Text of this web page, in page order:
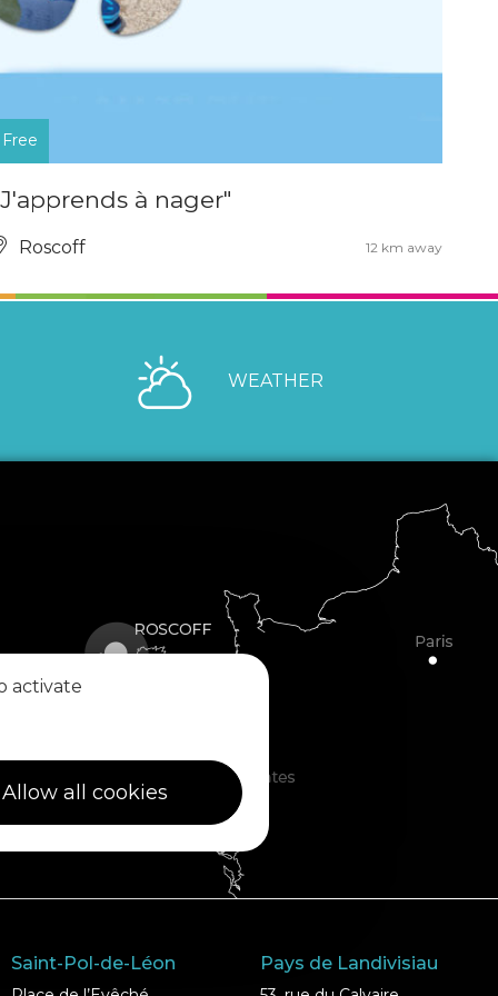
Free
à nager"
Roscoff 12 km away
WEATHER
Saint-Pol-de-Léon Pays de Landivisiau
activate
Allow all cookies